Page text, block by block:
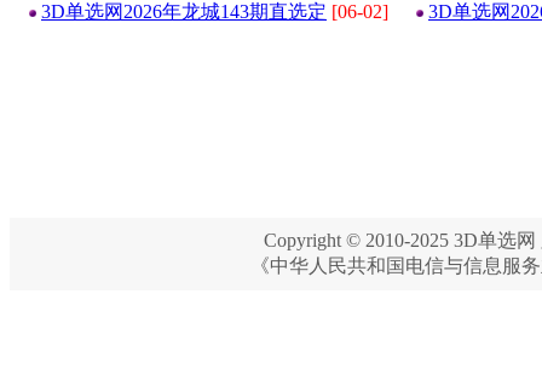
3D单选网2026年龙城143期直选定 [06-02] 3D单选网
Copyright © 2010-2025 3D单选网
《中华人民共和国电信与信息服